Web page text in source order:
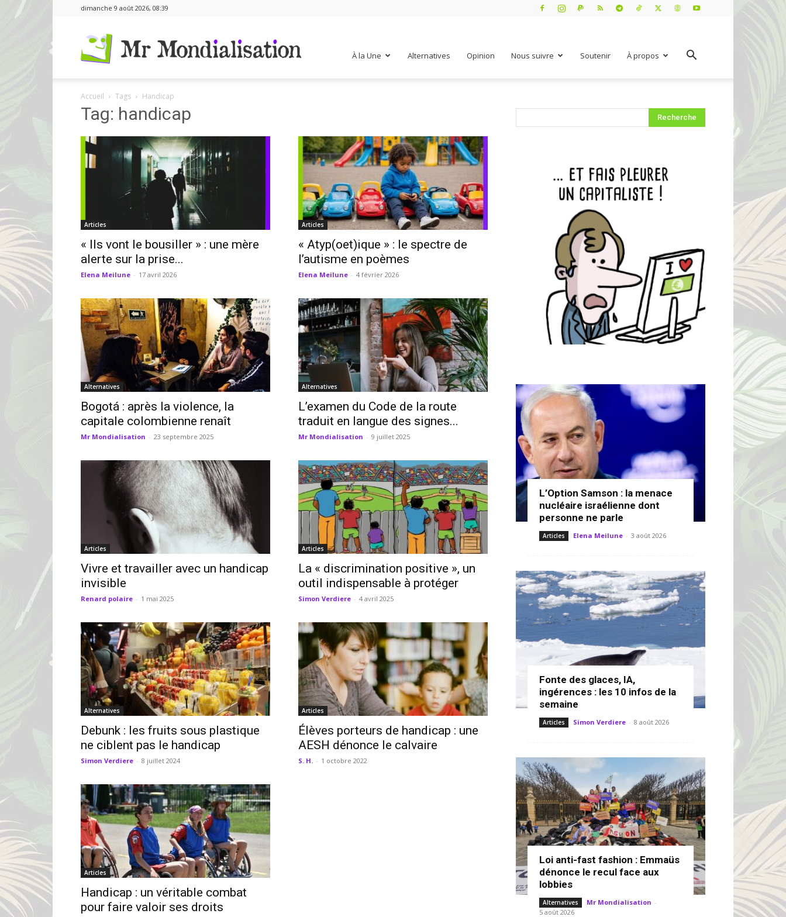
dimanche 9 août 2026, 08:39
À la Une Alternatives Opinion Nous suivre Soutenir À propos
Accueil Tags Handicap
Tag: handicap
Articles
« Ils vont le bousiller » : une mère
alerte sur la prise...
Elena Meilune - 17 avril 2026
Articles
« Atyp(oet)ique » : le spectre de
l’autisme en poèmes
Elena Meilune - 4 février 2026
Alternatives
Bogotá : après la violence, la
capitale colombienne renaît
Mr Mondialisation - 23 septembre 2025
Alternatives
L’examen du Code de la route
traduit en langue des signes...
Mr Mondialisation - 9 juillet 2025
Articles
Vivre et travailler avec un handicap
invisible
Renard polaire - 1 mai 2025
Articles
La « discrimination positive », un
outil indispensable à protéger
Simon Verdiere - 4 avril 2025
Alternatives
Debunk : les fruits sous plastique
ne ciblent pas le handicap
Simon Verdiere - 8 juillet 2024
Articles
Élèves porteurs de handicap : une
AESH dénonce le calvaire
S. H. - 1 octobre 2022
Articles
Handicap : un véritable combat
pour faire valoir ses droits
L’Option Samson : la menace
nucléaire israélienne dont
personne ne parle
Articles Elena Meilune - 3 août 2026
Fonte des glaces, IA,
ingérences : les 10 infos de la
semaine
Articles Simon Verdiere - 8 août 2026
Loi anti-fast fashion : Emmaüs
dénonce le recul face aux
lobbies
Alternatives Mr Mondialisation -
5 août 2026